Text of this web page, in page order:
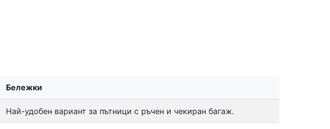
Бележки
Най-удобен вариант за пътници с ръчен и чекиран багаж.